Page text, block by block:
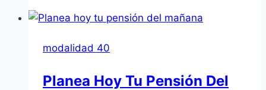
Vienen
Este
2019
modalidad 40
Planea Hoy Tu Pensión Del